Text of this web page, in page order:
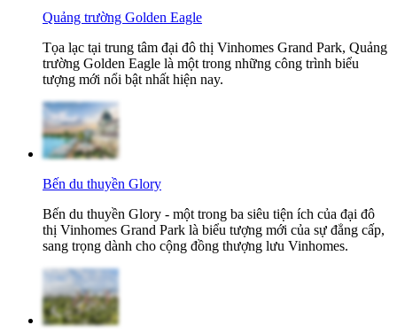
Quảng trường Golden Eagle
Tọa lạc tại trung tâm đại đô thị Vinhomes Grand Park, Quảng
trường Golden Eagle là một trong những công trình biểu
tượng mới nổi bật nhất hiện nay.
Bến du thuyền Glory
Bến du thuyền Glory - một trong ba siêu tiện ích của đại đô
thị Vinhomes Grand Park là biểu tượng mới của sự đẳng cấp,
sang trọng dành cho cộng đồng thượng lưu Vinhomes.